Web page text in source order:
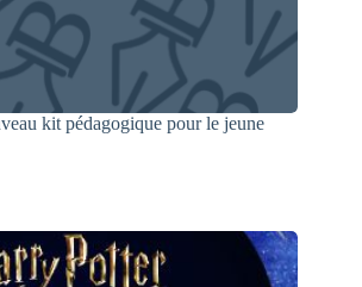
kit pédagogique pour le jeune